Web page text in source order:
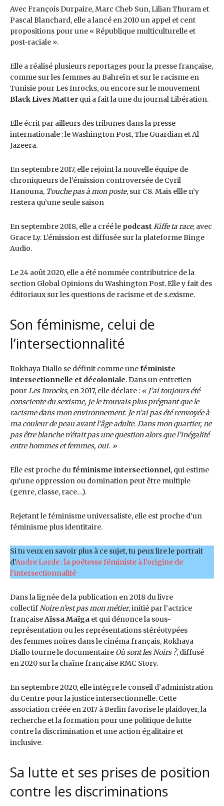
Avec François Durpaire, Marc Cheb Sun, Lilian Thuram et
Pascal Blanchard, elle a lancé en 2010 un appel et cent
propositions pour une « République multiculturelle et
post-raciale ».
Elle a réalisé plusieurs reportages pour la presse française,
comme sur les femmes au Bahreïn et sur le racisme en
Tunisie pour Les Inrocks, ou encore sur le mouvement
Black Lives Matter qui a fait la une du journal Libération.
Elle écrit par ailleurs des tribunes dans la presse
internationale : le Washington Post, The Guardian et Al
Jazeera.
En septembre 2017, elle rejoint la nouvelle équipe de
chroniqueurs de l’émission controversée de Cyril
Hanouna, Touche pas à mon poste, sur C8. Mais ellle n’y
restera qu’une seule saison
En septembre 2018, elle a créé le podcast Kiffe ta race, avec
Grace Ly. L’émission est diffusée sur la plateforme Binge
Audio.
Le 24 août 2020, elle a été nommée contributrice de la
section Global Opinions du Washington Post. Elle y fait des
éditoriaux sur les questions de racisme et de s.exisme.
Son féminisme, celui de
l’intersectionnalité
Rokhaya Diallo se définit comme uneféministe
intersectionnelle et décoloniale. Dans un entretien
pourLes Inrocks, en 2017, elle déclare : « J’ai toujours été
consciente du sexisme, je le trouvais plus prégnant que le
racisme dans mon environnement. Je n’ai pas été renvoyée à
ma couleur de peau avant l’âge adulte. Dans mon quartier, ne
pas être blanche n’était pas une question alors que l’inégalité
entre hommes et femmes, oui. »
Elle est proche duféminisme intersectionnel, qui estime
qu’une oppression ou domination peut être multiple
(genre, classe, race…).
Rejetant le féminisme universaliste, elle est proche d’un
féminisme plus identitaire.
Si tu veux en savoir plus à ce sujet, tu peux lire le portrait
d’Audre Lorde : la poétesse féministe à l’origine de
l’intersectionnalité
Dans la lignée de la publication en 2018 du livre
collectifNoire n’est pas mon métier, initié par l’actrice
françaiseAïssa Maïga et qui dénonce la sous-
représentation ou les représentations stéréotypées
des femmes noires dans le cinéma français, Rokhaya
Diallo tourne le documentaire Où sont les Noirs ?, diffusé
en 2020 sur la chaîne française RMC Story.
En septembre 2020, elle intègre le conseil d’administration
du Centre pour la justice intersectionnelle. Cette
association créée en 2017 à Berlin favorise le plaidoyer, la
recherche et la formation pour une politique de lutte
contre la discrimination et une action égalitaire et
inclusive.
Sa lutte et ses prises de position
contre les discriminations